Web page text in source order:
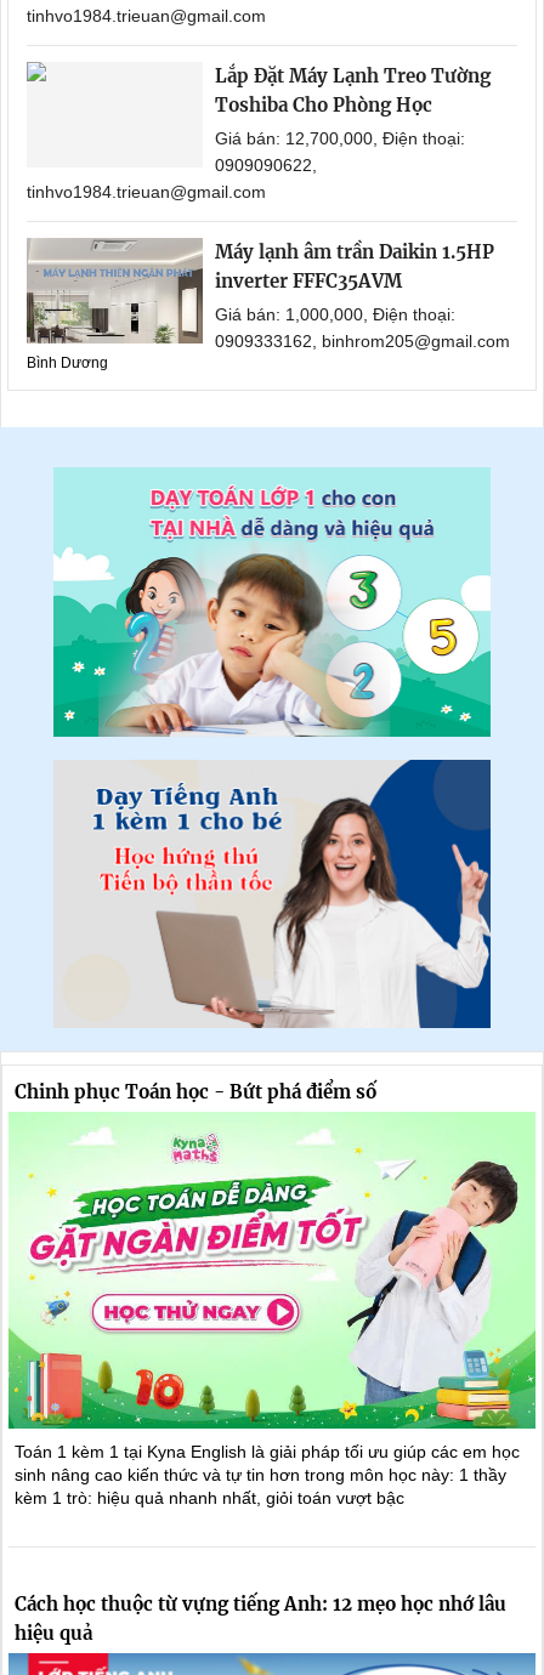
tinhvo1984.trieuan@gmail.com
Lắp Đặt Máy Lạnh Treo Tường
Toshiba Cho Phòng Học
Giá bán: 12,700,000, Điện thoại:
0909090622,
tinhvo1984.trieuan@gmail.com
Máy lạnh âm trần Daikin 1.5HP
inverter FFFC35AVM
Giá bán: 1,000,000, Điện thoại:
0909333162, binhrom205@gmail.com
Bình Dương
Chinh phục Toán học - Bứt phá điểm số
Toán 1 kèm 1 tại Kyna English là giải pháp tối ưu giúp các em học
sinh nâng cao kiến thức và tự tin hơn trong môn học này: 1 thầy
kèm 1 trò: hiệu quả nhanh nhất, giỏi toán vượt bậc
Cách học thuộc từ vựng tiếng Anh: 12 mẹo học nhớ lâu
hiệu quả